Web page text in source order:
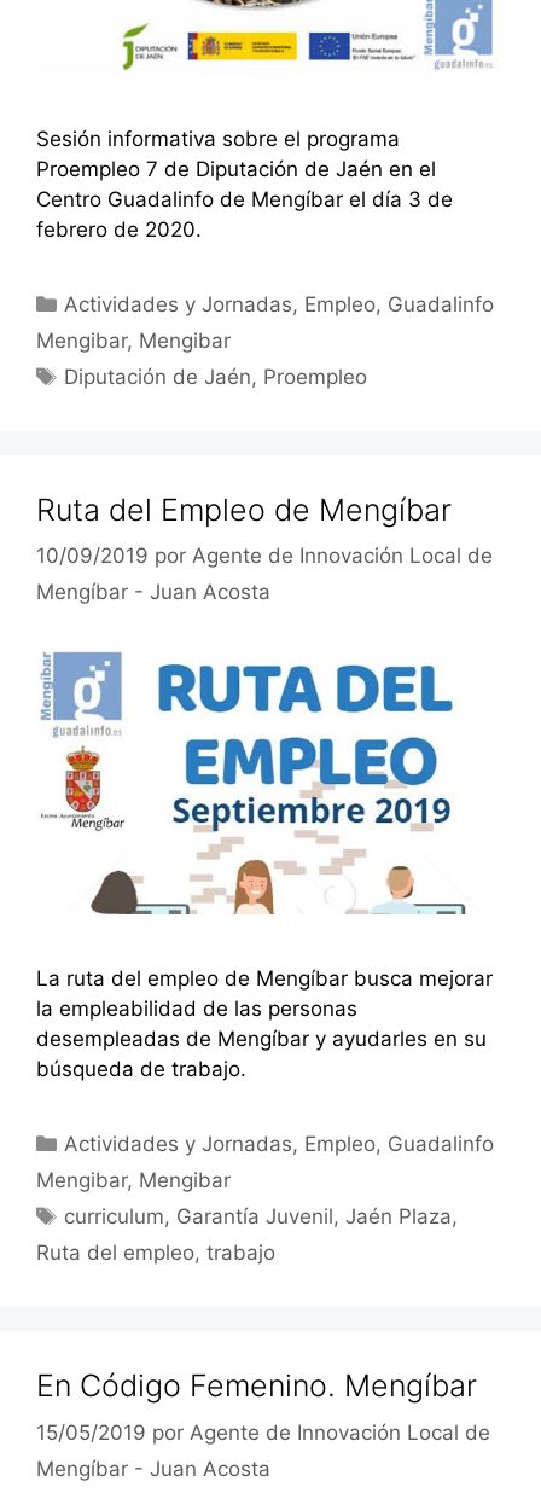
Sesión informativa sobre el programa
Proempleo 7 de Diputación de Jaén en el
Centro Guadalinfo de Mengíbar el día 3 de
febrero de 2020.
Categorías
Actividades y Jornadas, Empleo, Guadalinfo
Mengibar, Mengibar
Etiquetas
Diputación de Jaén, Proempleo
Ruta del Empleo de Mengíbar
10/09/2019 por Agente de Innovación Local de
Mengíbar - Juan Acosta
La ruta del empleo de Mengíbar busca mejorar
la empleabilidad de las personas
desempleadas de Mengíbar y ayudarles en su
búsqueda de trabajo.
Categorías
Actividades y Jornadas, Empleo, Guadalinfo
Mengibar, Mengibar
Etiquetas
curriculum, Garantía Juvenil,Jaén Plaza,
Ruta del empleo, trabajo
En Código Femenino. Mengíbar
15/05/2019 por Agente de Innovación Local de
Mengíbar - Juan Acosta